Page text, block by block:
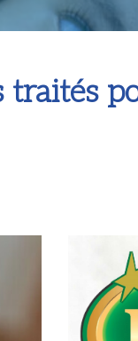
traités